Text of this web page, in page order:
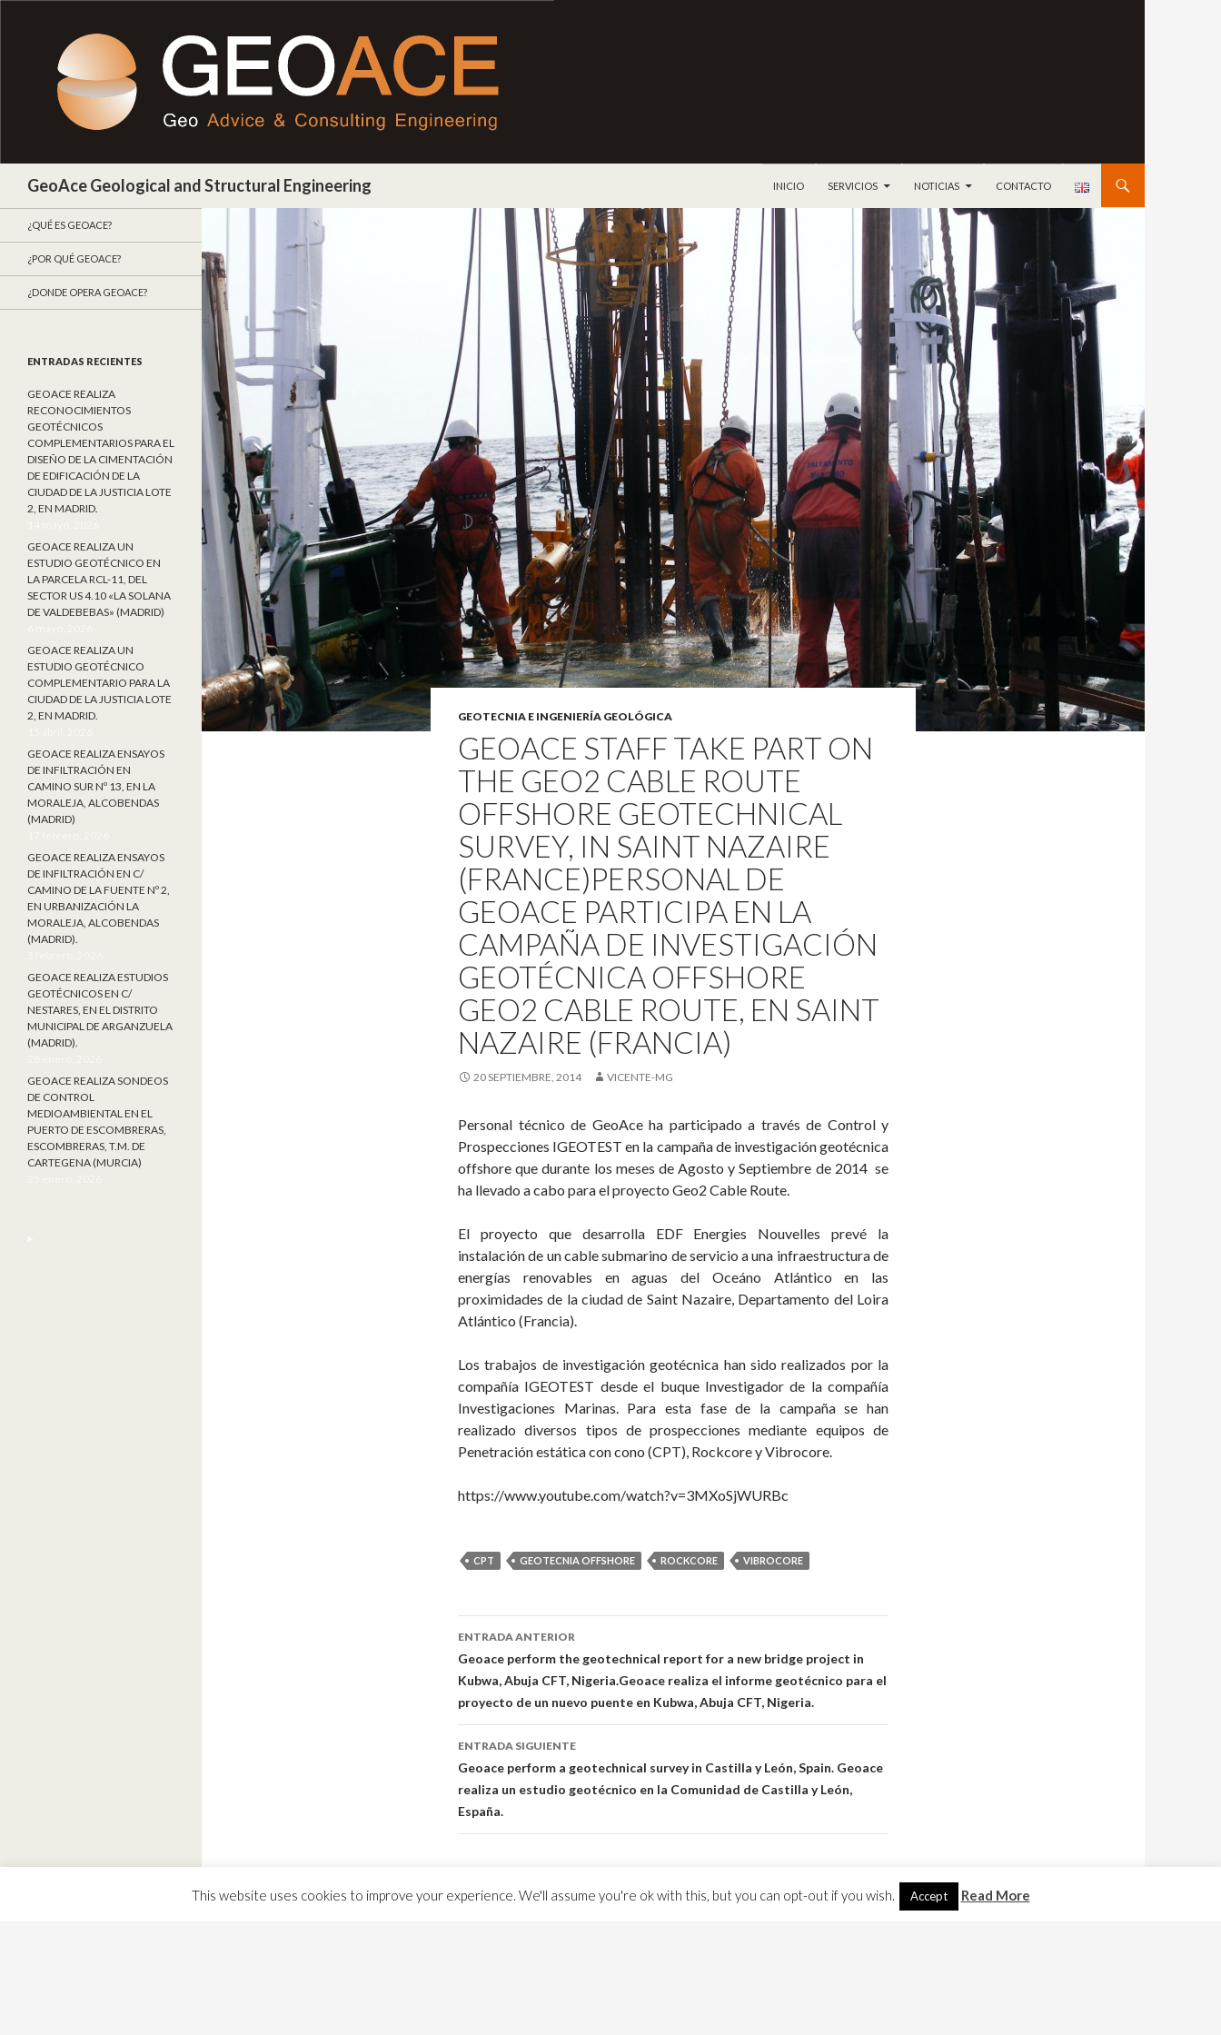
GeoAce Geological and Structural Engineering
INICIO
SERVICIOS NOTICIAS CONTACTO
GEOTECNIA E INGENIERÍA GEOLÓGICA
GEOACE STAFF TAKE PART ON
THE GEO2 CABLE ROUTE
OFFSHORE GEOTECHNICAL
SURVEY, IN SAINT NAZAIRE
(FRANCE)PERSONAL DE
GEOACE PARTICIPA EN LA
CAMPAÑA DE INVESTIGACIÓN
GEOTÉCNICA OFFSHORE
GEO2 CABLE ROUTE, EN SAINT
NAZAIRE (FRANCIA)
20 SEPTIEMBRE, 2014 VICENTE-MG
Personal técnico de GeoAce ha participado a través de Control y
Prospecciones IGEOTEST en la campaña de investigación geotécnica
offshore que durante los meses de Agosto y Septiembre de 2014 se
ha llevado a cabo para el proyecto Geo2 Cable Route.
El proyecto que desarrolla EDF Energies Nouvelles prevé la
instalación de un cable submarino de servicio a una infraestructura de
energías renovables en aguas del Oceáno Atlántico en las
proximidades de la ciudad de Saint Nazaire, Departamento del Loira
Atlántico (Francia).
Los trabajos de investigación geotécnica han sido realizados por la
compañía IGEOTEST desde el buque Investigador de la compañía
Investigaciones Marinas. Para esta fase de la campaña se han
realizado diversos tipos de prospecciones mediante equipos de
Penetración estática con cono (CPT), Rockcore y Vibrocore.
https://www.youtube.com/watch?v=3MXoSjWURBc
CPT GEOTECNIA OFFSHORE ROCKCORE VIBROCORE
Ir
a
la
entrada
ENTRADA ANTERIOR
Geoace perform the geotechnical report for a new bridge project in
Kubwa, Abuja CFT, Nigeria.Geoace realiza el informe geotécnico para el
proyecto de un nuevo puente en Kubwa, Abuja CFT, Nigeria.
ENTRADA SIGUIENTE
Geoace perform a geotechnical survey in Castilla y León, Spain. Geoace
realiza un estudio geotécnico en la Comunidad de Castilla y León,
España.
¿QUÉ ES GEOACE?
¿POR QUÉ GEOACE?
¿DONDE OPERA GEOACE?
ENTRADAS RECIENTES
GEOACE REALIZA
RECONOCIMIENTOS
GEOTÉCNICOS
COMPLEMENTARIOS PARA EL
DISEÑO DE LA CIMENTACIÓN
DE EDIFICACIÓN DE LA
CIUDAD DE LA JUSTICIA LOTE
2, EN MADRID.
GEOACE REALIZA UN
ESTUDIO GEOTÉCNICO EN
LA PARCELA RCL-11, DEL
SECTOR US 4.10 «LA SOLANA
DE VALDEBEBAS» (MADRID)
GEOACE REALIZA UN
ESTUDIO GEOTÉCNICO
COMPLEMENTARIO PARA LA
CIUDAD DE LA JUSTICIA LOTE
2, EN MADRID.
GEOACE REALIZA ENSAYOS
DE INFILTRACIÓN EN
CAMINO SUR Nº 13, EN LA
MORALEJA, ALCOBENDAS
(MADRID)
GEOACE REALIZA ENSAYOS
DE INFILTRACIÓN EN C/
CAMINO DE LA FUENTE Nº 2,
EN URBANIZACIÓN LA
MORALEJA, ALCOBENDAS
(MADRID).
GEOACE REALIZA ESTUDIOS
GEOTÉCNICOS EN C/
NESTARES, EN EL DISTRITO
MUNICIPAL DE ARGANZUELA
(MADRID).
GEOACE REALIZA SONDEOS
DE CONTROL
MEDIOAMBIENTAL EN EL
PUERTO DE ESCOMBRERAS,
ESCOMBRERAS, T.M. DE
CARTEGENA (MURCIA)
This website uses cookies to improve your experience. We'll assume you're ok with this, but you can opt-out if you wish. Accept Read More